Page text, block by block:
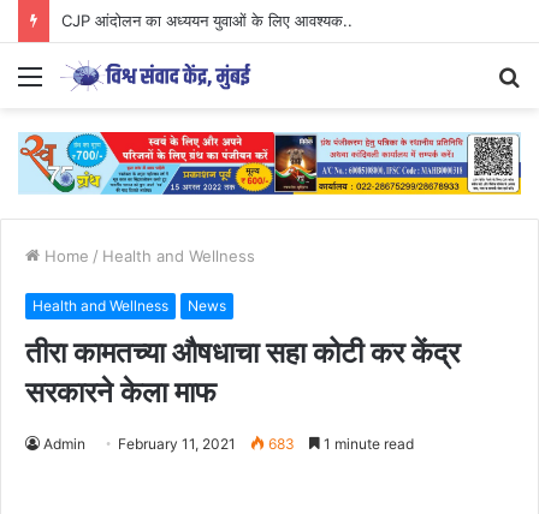
CJP आंदोलन का अध्ययन युवाओं के लिए आवश्यक..
Menu
Home / Health and Wellness
Health and Wellness News
तीरा कामतच्या औषधाचा सहा कोटी कर केंद्र
सरकारने केला माफ
Admin February 11, 2021 683 1 minute read